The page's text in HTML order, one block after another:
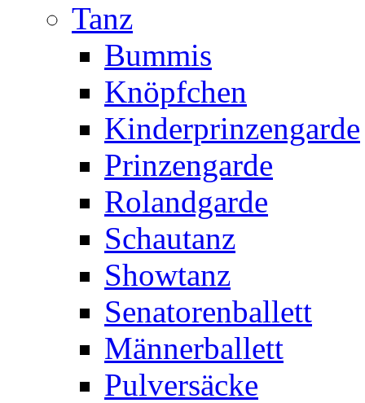
Tanz
Bummis
Knöpfchen
Kinderprinzengarde
Prinzengarde
Rolandgarde
Schautanz
Showtanz
Senatorenballett
Männerballett
Pulversäcke